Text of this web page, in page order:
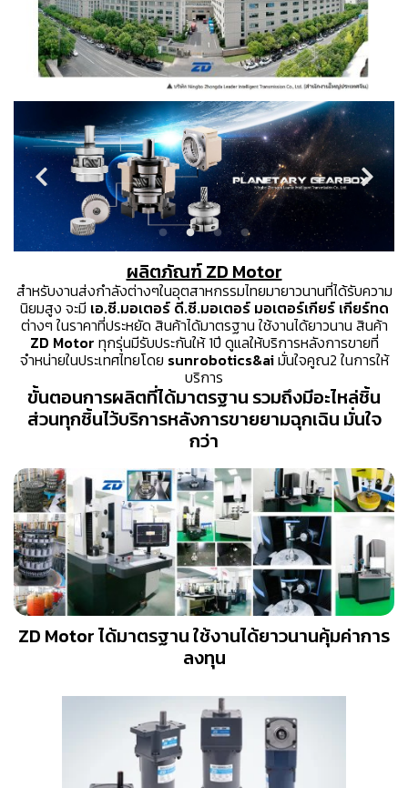
ผลิตภัณฑ์ ZD Motor
สำหรับงานส่งกำลังต่างๆในอุตสาหกรรมไทยมายาวนานที่ได้รับความ
นิยมสูง จะมี เอ.ซี.มอเตอร์ ดี.ซี.มอเตอร์ มอเตอร์เกียร์ เกียร์ทด
ต่างๆ ในราคาที่ประหยัด สินค้าได้มาตรฐาน ใช้งานได้ยาวนาน สินค้า
ZD Motor ทุกรุ่นมีรับประกันให้ 1ปี ดูแลให้บริการหลังการขายที่
จำหน่ายในประเทศไทยโดย sunrobotics&aiมั่นใจคูณ2 ในการให้
บริการ
ขั้นตอนการผลิตที่ได้มาตรฐาน รวมถึงมีอะไหล่ชิ้น
ส่วนทุกชิ้นไว้บริการหลังการขายยามฉุกเฉิน มั่นใจ
กว่า
ZD Motor ได้มาตรฐาน ใช้งานได้ยาวนานคุ้มค่าการ
ลงทุน